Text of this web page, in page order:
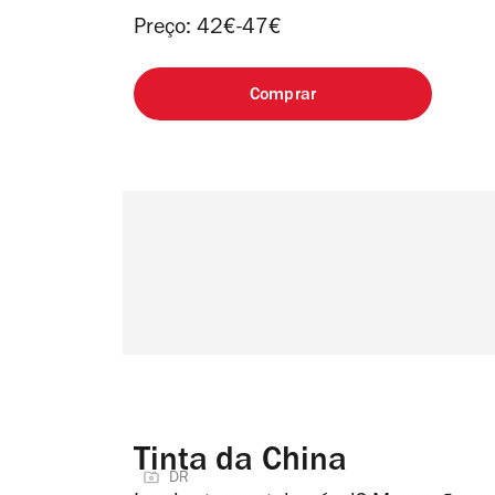
Preço: 42€-47€
Comprar
Tinta da China
DR